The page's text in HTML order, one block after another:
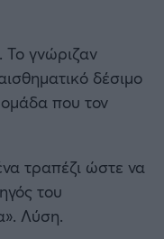
Το γνώριζαν
δέσιμο
που τον
τραπέζι ώστε να
του
Λύση.